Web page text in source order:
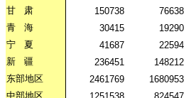
甘
肃 150738 76638
青
海 30415 19290
宁
夏 41687 22594
新
疆 236451 148212
东部地区
2461769 1680953
中部地区